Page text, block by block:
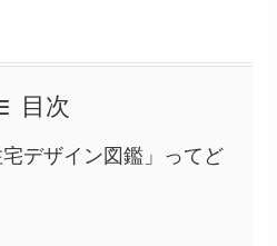
目次
宅デザイン図鑑」ってど